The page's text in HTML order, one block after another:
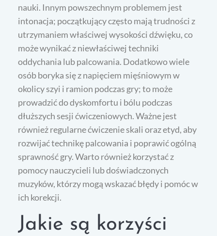
nauki. Innym powszechnym problemem jest
intonacja; początkujący często mają trudności z
utrzymaniem właściwej wysokości dźwięku, co
może wynikać z niewłaściwej techniki
oddychania lub palcowania. Dodatkowo wiele
osób boryka się z napięciem mięśniowym w
okolicy szyi i ramion podczas gry; to może
prowadzić do dyskomfortu i bólu podczas
dłuższych sesji ćwiczeniowych. Ważne jest
również regularne ćwiczenie skali oraz etyd, aby
rozwijać technikę palcowania i poprawić ogólną
sprawność gry. Warto również korzystać z
pomocy nauczycieli lub doświadczonych
muzyków, którzy mogą wskazać błędy i pomóc w
ich korekcji.
Jakie są korzyści